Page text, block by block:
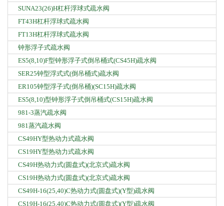
SUNA23(26)H杠杆浮球式疏水阀
FT43H杠杆浮球式疏水阀
FT13H杠杆浮球式疏水阀
钟形浮子式疏水阀
ES5(8,10)F型钟形浮子式倒吊桶式(CS45H)疏水阀
SER25钟型浮式式(倒吊桶式)疏水阀
ER105钟型浮子式(倒吊桶)(SC15H)疏水阀
ES5(8,10)型钟形浮子式倒吊桶式(CS15H)疏水阀
981-3蒸汽疏水阀
981蒸汽疏水阀
CS49HY型热动力式疏水阀
CS19HY型热动力式疏水阀
CS49H热动力式(圆盘式)(北京式)疏水阀
CS19H热动力式(圆盘式)(北京式)疏水阀
CS49H-16(25,40)C热动力式(圆盘式)(Y型)疏水阀
CS19H-16(25,40)C热动力式(圆盘式)(Y型)疏水阀